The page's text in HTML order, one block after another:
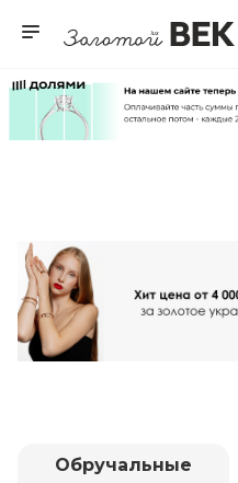
Обручальные